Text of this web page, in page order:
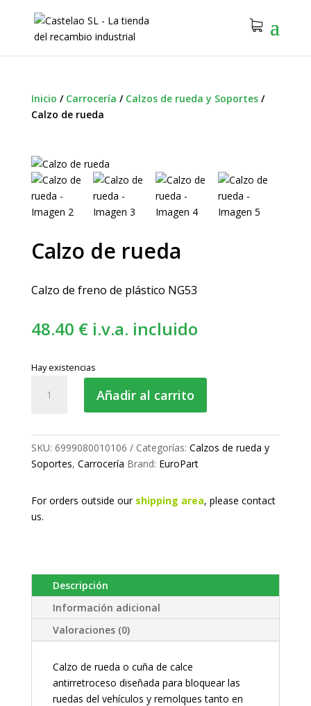
Inicio / Carrocería / Calzos de rueda y Soportes/
Calzo de rueda
Calzo de rueda
Calzo de freno de plástico NG53
48.40 € i.v.a. incluido
Hay existencias
Añadir al carrito
SKU: 6999080010106 Categorías: Calzos de rueda y
Soportes, Carrocería Brand: EuroPart
For orders outside our shipping area, please contact
us.
Descripción
Información adicional
Valoraciones (0)
Calzo de rueda o cuña de calce
antirretroceso diseñada para bloquear las
ruedas del vehículos y remolques tanto en